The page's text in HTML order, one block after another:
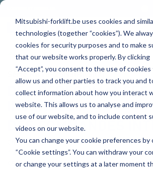
Mitsubishi-forklift.be uses cookies and
technologies (together “cookies”). We
cookies for security purposes and to make
that our website works properly. By clicking
“Accept”, you consent to the use of
allow us and other parties to track you and
collect information about how you interact
website. This allows us to analyse and
use of our website, and to include content
videos on our website.
You can change your cookie preferences by
“Cookie settings”. You can withdraw your
or change your settings at a later moment
Skip
Home
Série RB16-25N3(H)(S)(X)
DES PERFORMANCES
INTENSES...
DES COMMANDES
Chariots à mât rétractable
1,6-2,5 tonnes
48 Volts